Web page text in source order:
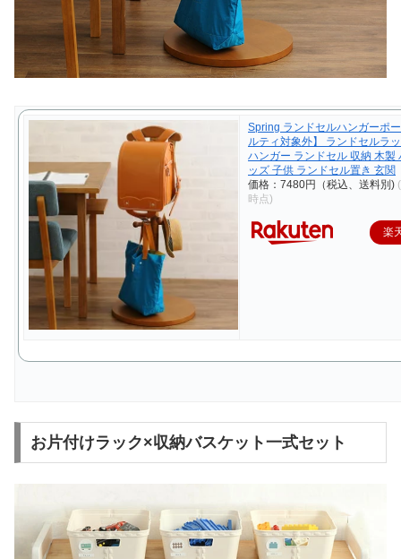
Spring ランドセルハンガーポ
ルティ対象外】 ランドセルラ
ハンガー ランドセル 収納 木製
ッズ 子供 ランドセル置き 玄関
価格：7480円（税込、送料別)
時点)
楽
お片付けラック×収納バスケット一式セット